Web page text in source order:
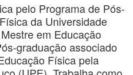
pelo Programa de Pós-
da Universidade
em Educação
graduação associado
Física pela